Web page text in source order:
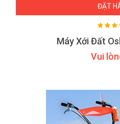
ĐẶT
Máy Xới Đất
Vui